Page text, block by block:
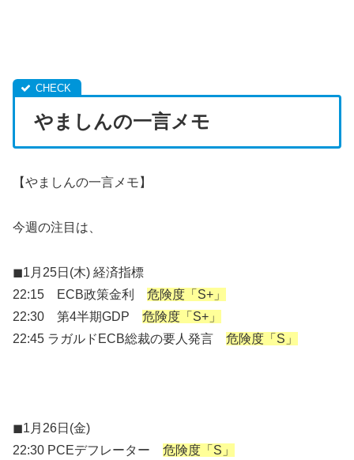
やましんの一言メモ
【やましんの一言メモ】
今週の注目は、
◼︎1月25日(木) 経済指標
22:15 ECB政策金利 危険度「S+」
22:30 第4半期GDP 危険度「S+」
22:45 ラガルドECB総裁の要人発言 危険度「S」
◼︎1月26日(金)
22:30 PCEデフレーター 危険度「S」